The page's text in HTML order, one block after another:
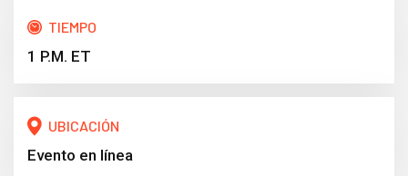
TIEMPO
1 P.M. ET
UBICACIÓN
Evento en línea